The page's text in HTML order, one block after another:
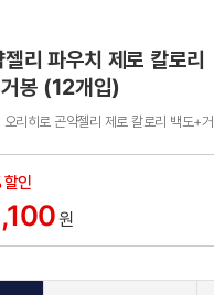
리 파우치 제로 칼로리
봉 (12개입)
리히로 곤약젤리 제로 칼로리 백도+
인
원